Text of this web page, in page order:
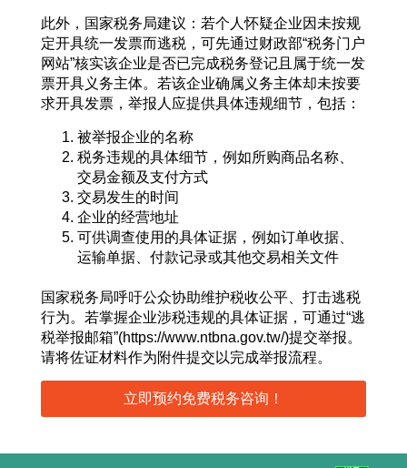
此外，国家税务局建议：若个人怀疑企业因未按规
定开具统一发票而逃税，可先通过财政部“税务门户
网站”核实该企业是否已完成税务登记且属于统一发
票开具义务主体。若该企业确属义务主体却未按要
求开具发票，举报人应提供具体违规细节，包括：
被举报企业的名称
税务违规的具体细节，例如所购商品名称、
交易金额及支付方式
交易发生的时间
企业的经营地址
可供调查使用的具体证据，例如订单收据、
运输单据、付款记录或其他交易相关文件
国家税务局呼吁公众协助维护税收公平、打击逃税
行为。若掌握企业涉税违规的具体证据，可通过“逃
税举报邮箱”(https://www.ntbna.gov.tw/)提交举报。
请将佐证材料作为附件提交以完成举报流程。
立即预约免费税务咨询！